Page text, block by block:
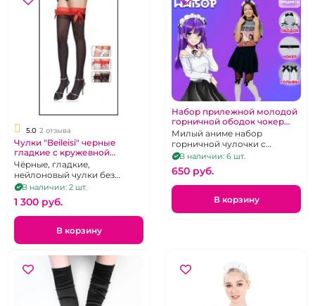
5.0 2 отзыва
Чулки "Beileisi" черные
гладкие с кружевной
красной резинкой бантом и
бусами без силикона р 2-3
Чёрные, гладкие,
нейлоновый чулки без
силиконовой поддержки с
коронкой украшенной
красным кружевом.Размер 1-
2
В наличии: 2 шт.
1 300 pуб.
В корзину
Набор прилежной молодой
горничной ободок чокер
гольфы "Аниме"
Милый аниме набор
горничной чулочки с
бантиками, ободок и чокер
В наличии: 6 шт.
650 pуб.
В корзину